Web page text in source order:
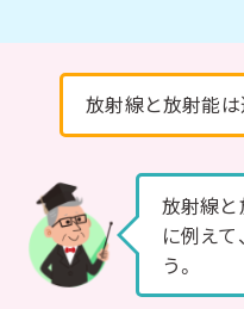
放射線と放射能
放射線
に例えて
う。